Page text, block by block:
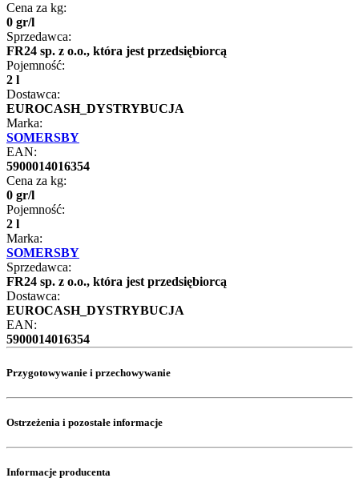
Cena za kg:
0 gr/l
Sprzedawca:
FR24 sp. z o.o., która jest przedsiębiorcą
Pojemność:
2 l
Dostawca:
EUROCASH_DYSTRYBUCJA
Marka:
SOMERSBY
EAN:
5900014016354
Cena za kg:
0 gr/l
Pojemność:
2 l
Marka:
SOMERSBY
Sprzedawca:
FR24 sp. z o.o., która jest przedsiębiorcą
Dostawca:
EUROCASH_DYSTRYBUCJA
EAN:
5900014016354
Przygotowywanie i przechowywanie
Ostrzeżenia i pozostałe informacje
Informacje producenta